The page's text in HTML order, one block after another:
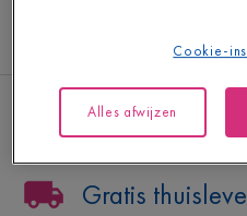
Hulp nodig?
Gratis
Cookie-
Alles afwijzen